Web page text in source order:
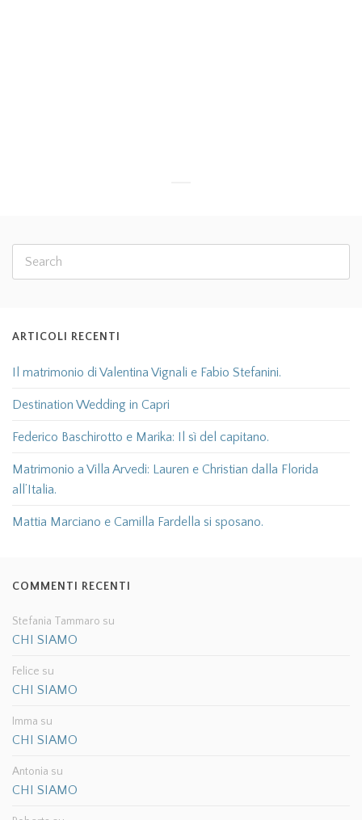
ARTICOLI RECENTI
Il matrimonio di Valentina Vignali e Fabio Stefanini.
Destination Wedding in Capri
Federico Baschirotto e Marika: Il sì del capitano.
Matrimonio a Villa Arvedi: Lauren e Christian dalla Florida
all’Italia.
Mattia Marciano e Camilla Fardella si sposano.
COMMENTI RECENTI
Stefania Tammaro su
CHI SIAMO
Felice su
CHI SIAMO
Imma su
CHI SIAMO
Antonia su
CHI SIAMO